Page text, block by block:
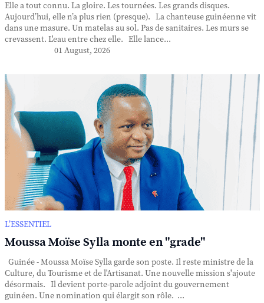
Elle a tout connu. La gloire. Les tournées. Les grands disques.
Aujourd’hui, elle n’a plus rien (presque). La chanteuse guinéenne vit
dans une masure. Un matelas au sol. Pas de sanitaires. Les murs se
crevassent. L'eau entre chez elle. Elle lance...
01 August, 2026
L’ESSENTIEL
Moussa Moïse Sylla monte en "grade"
Guinée - Moussa Moïse Sylla garde son poste. Il reste ministre de la
Culture, du Tourisme et de l'Artisanat. Une nouvelle mission s'ajoute
désormais. Il devient porte-parole adjoint du gouvernement
guinéen. Une nomination qui élargit son rôle. ...